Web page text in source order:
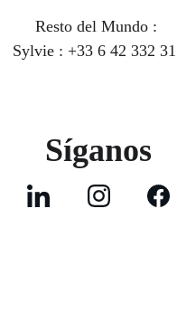
Síganos
Resto del Mundo :
Sylvie : +33 6 42 332